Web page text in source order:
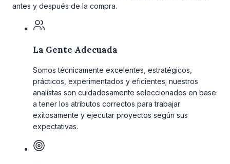
antes y después de la compra.
La Gente Adecuada
Somos técnicamente excelentes, estratégicos,
prácticos, experimentados y eficientes; nuestros
analistas son cuidadosamente seleccionados en base
a tener los atributos correctos para trabajar
exitosamente y ejecutar proyectos según sus
expectativas.